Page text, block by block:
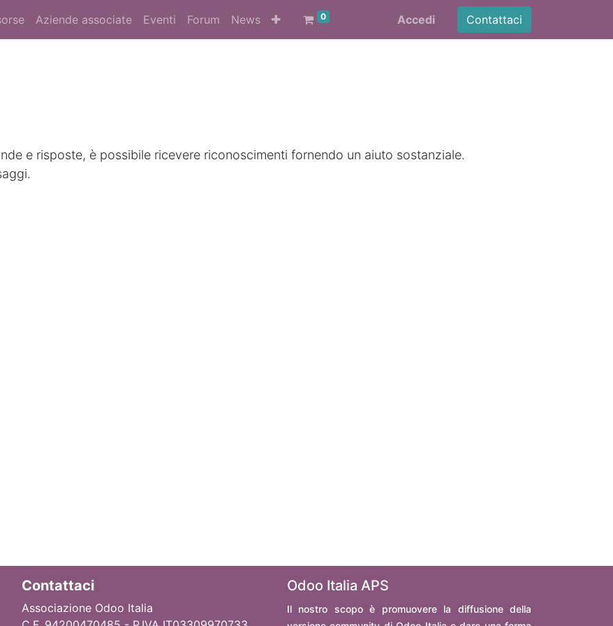
Aziende associate Eventi Forum News 0 Accedi Contattaci
e risposte, è possibile ricevere riconoscimenti fornendo un aiuto sostanziale.
Contattaci
Associazione Odoo Italia
Odoo Italia APS
Il nostro scopo è promuovere la diffusione della